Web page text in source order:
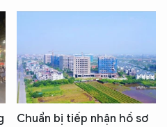
Chuẩn bị tiếp nhận hồ sơ